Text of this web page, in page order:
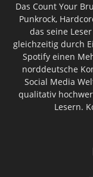
Das Count Your
Punkrock,
das seine
gleichzeitig durch
Spotify einen
norddeutsche
Social Media
qualitativ
Lesern.